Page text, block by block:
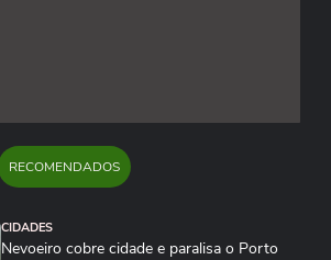
RECOMENDADOS
CIDADES
Nevoeiro cobre cidade e paralisa o Porto